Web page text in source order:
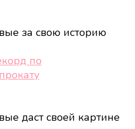
за свою историю
по
даст своей картине